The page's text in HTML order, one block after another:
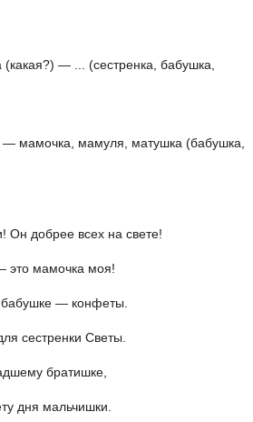
— ... (сестренка, бабушка,
мамочка, мамуля, матушка (бабушка,
Он добрее всех на свете!
это мамочка моя!
— конфеты.
сестренки Светы.
братишке,
дня мальчишки.